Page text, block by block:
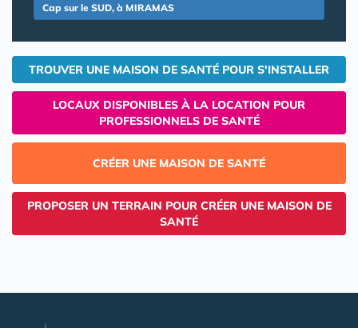
Cap sur le SUD, à MIRAMAS
TROUVER UNE MAISON DE SANTÉ POUR S'INSTALLER
LOCAUX DISPONIBLES À LA LOCATION POUR
PROFESSIONNELS DE SANTÉ
CRÉER UNE MAISON DE SANTÉ
PROPOSER UN TERRAIN POUR CRÉER UNE MAISON DE
SANTÉ